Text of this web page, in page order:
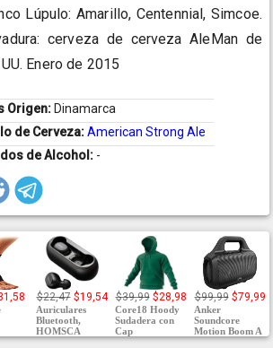
Lúpulo: Amarillo, Centennial, Simcoe.
cerveza de cerveza AleMan de
UU. Enero de 2015
Origen: Dinamarca
de Cerveza:American Strong Ale
de Alcohol: -
$22,47 $19,54
Auriculares
Bluetooth,
HOMSCA
$39,99 $28,98
Core18 Hoody
Sudadera con
Cap
$99,99 $79,99
Anker
Soundcore
Motion Boom A